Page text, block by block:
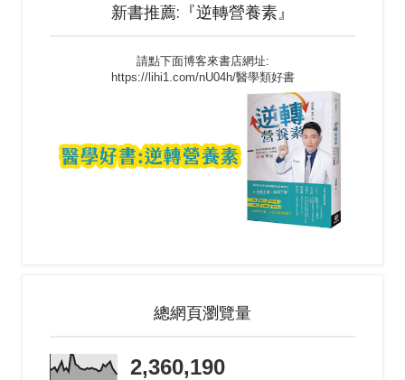
新書推薦:『逆轉營養素』
請點下面博客來書店網址:
https://lihi1.com/nU04h/醫學類好書
總網頁瀏覽量
2,360,190